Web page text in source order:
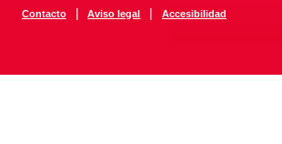
Contacto | Aviso legal | Accesibilidad